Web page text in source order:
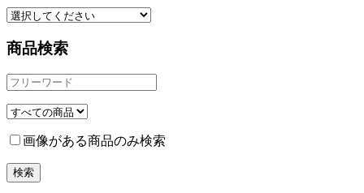
商品検索
画像がある商品のみ検索